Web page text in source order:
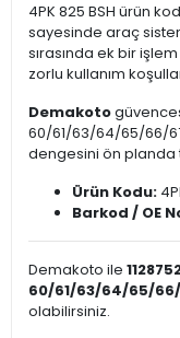
4PK 825 BSH ürün
sayesinde araç
sırasında ek bir
zorlu kullanım
Demakoto
60/61/63/64/65/66/
dengesini ön planda
Ürün Kodu:
Barkod / OE
Demakoto ile
60/61/63/64/65/
olabilirsiniz.